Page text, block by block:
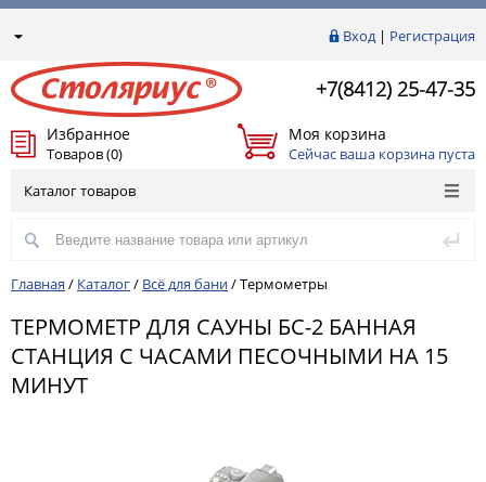
Вход| Регистрация
+7(8412) 25-47-35
Избранное
Товаров (0)
Моя корзина
Сейчас ваша корзина пуста
Каталог товаров
Главная / Каталог/ Всё для бани/Термометры
ТЕРМОМЕТР ДЛЯ САУНЫ БС-2 БАННАЯ
СТАНЦИЯ С ЧАСАМИ ПЕСОЧНЫМИ НА 15
МИНУТ